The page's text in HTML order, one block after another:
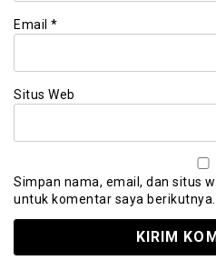
Email *
Situs Web
Simpan nama, email, dan situs
untuk komentar saya berikutnya.